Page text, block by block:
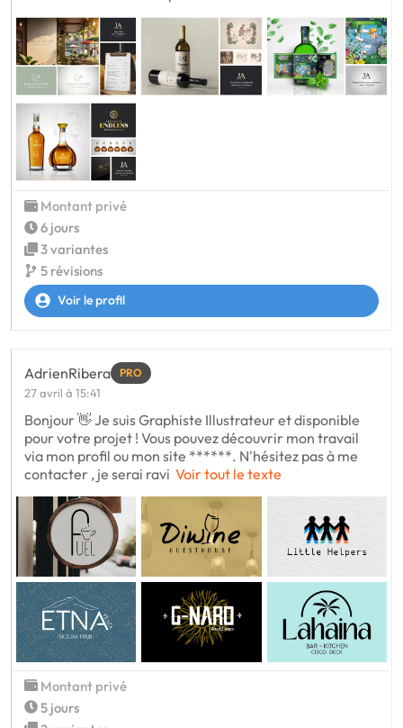
Montant privé
6 jours
3 variantes
5 révisions
Voir le profil
AdrienRibera PRO
27 avril à 15:41
Bonjour 👋 Je suis Graphiste Illustrateur et disponible
pour votre projet ! Vous pouvez découvrir mon travail
via mon profil ou mon site ******. N'hésitez pas à me
contacter , je serai ravi Voir tout le texte
Montant privé
5 jours